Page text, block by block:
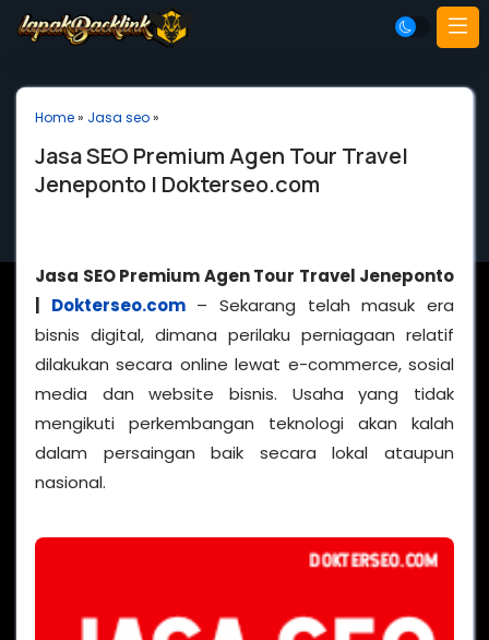
Home» Jasa seo»
Jasa SEO Premium Agen Tour Travel
Jeneponto | Dokterseo.com
Jasa SEO Premium Agen Tour Travel Jeneponto
Dokterseo.com– Sekarang telah masuk era
bisnis digital, dimana perilaku perniagaan relatif
dilakukan secara online lewat e-commerce, sosial
media dan website bisnis. Usaha yang tidak
mengikuti perkembangan teknologi akan kalah
dalam persaingan baik secara lokal ataupun
nasional.